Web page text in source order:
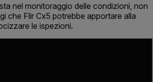
nel monitoraggio delle condizioni, non
che Flir Cx5 potrebbe apportare alla
le ispezioni.